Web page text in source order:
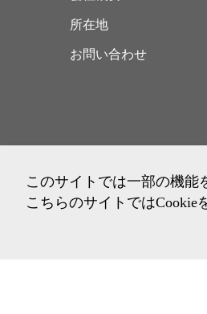
所在地
お問い合わせ
このサイトでは一部の機能
こちらのサイトではCookie